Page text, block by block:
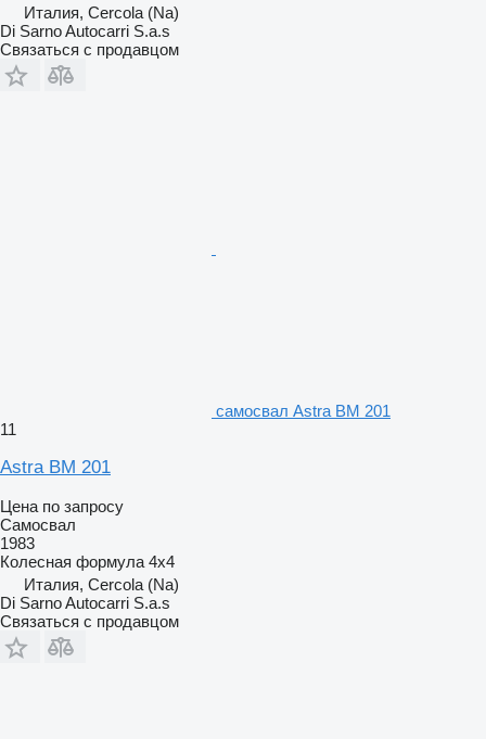
Италия, Cercola (Na)
Di Sarno Autocarri S.a.s
Связаться с продавцом
самосвал Astra BM 201
11
Astra BM 201
Цена по запросу
Самосвал
1983
Колесная формула 4x4
Италия, Cercola (Na)
Di Sarno Autocarri S.a.s
Связаться с продавцом